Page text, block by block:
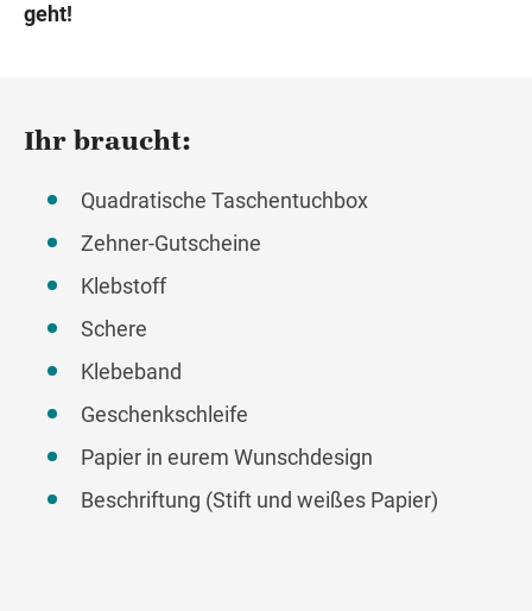
geht!
Ihr braucht:
Quadratische Taschentuchbox
Zehner-Gutscheine
Klebstoff
Schere
Klebeband
Geschenkschleife
Papier in eurem Wunschdesign
Beschriftung (Stift und weißes Papier)